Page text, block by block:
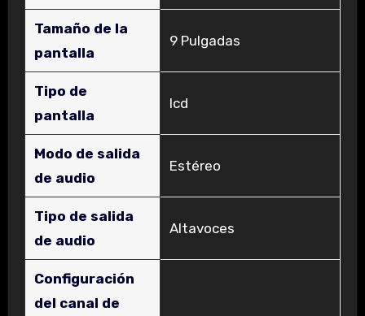
Tamaño de la
pantalla
‎9 Pulgadas
Tipo de
pantalla
‎lcd
Modo de salida
de audio
‎Estéreo
Tipo de salida
de audio
‎Altavoces
Configuración
del canal de